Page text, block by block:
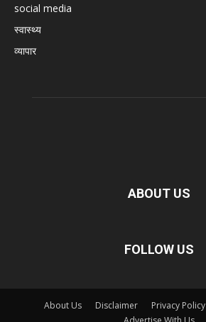
social media
स्वास्थ्य
व्यापार
ABOUT US
FOLLOW US
About Us Disclaimer Privacy Policy